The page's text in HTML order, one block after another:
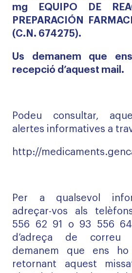
mg EQUIPO DE
PREPARACIÓN
(C.N. 674275).
Us demanem que
recepció d’aquest mail.
Podeu consultar,
alertes informatives a
http://
Per a qualsevol
adreçar-vos als
556 62 91
o 93 556
d’adreça de correu
demanem que ens
retornant aquest